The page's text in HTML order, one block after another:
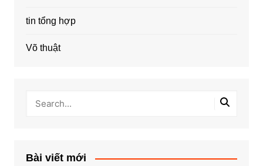
tin tổng hợp
Võ thuật
Bài viết mới